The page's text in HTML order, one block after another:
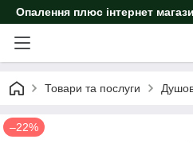
Опалення плюс інтернет
Товари та послуги
–22%